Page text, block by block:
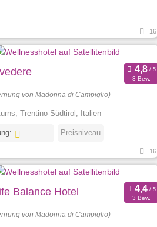
16
3 Bew.
von Madonna di Campiglio)
Trentino-Südtirol, Italien
Preisniveau
16
Balance Hotel
3 Bew.
von Madonna di Campiglio)